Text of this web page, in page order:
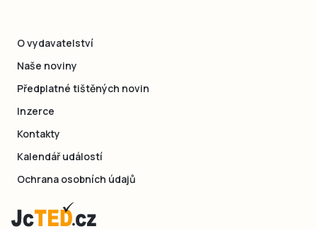
O vydavatelství
Naše noviny
Předplatné tištěných novin
Inzerce
Kontakty
Kalendář událostí
Ochrana osobních údajů